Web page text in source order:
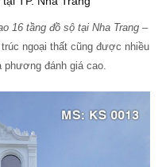
16 tầng đồ sộ tại Nha Trang –
ngoại thất cũng được nhiều
phương đánh giá cao.